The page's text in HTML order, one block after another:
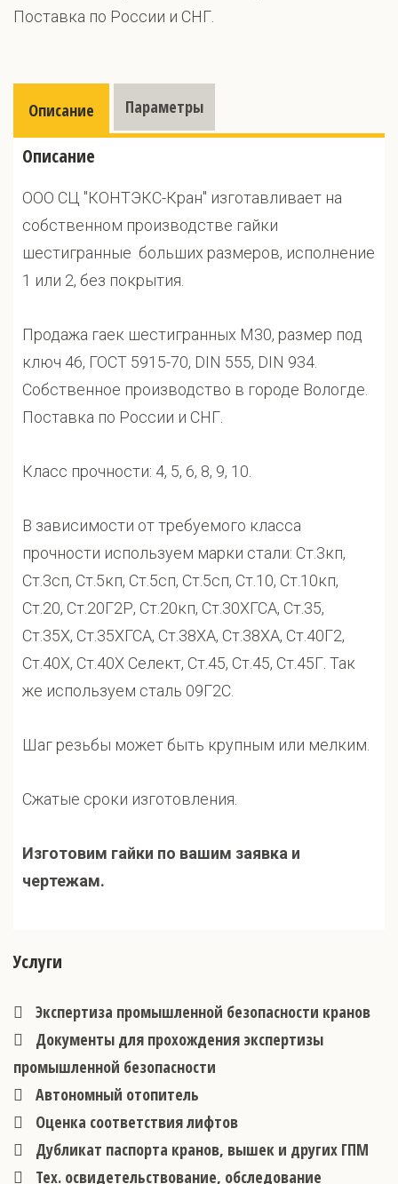
Поставка по России и СНГ.
Описание Параметры
Описание
ООО СЦ "КОНТЭКС-Кран" изготавливает на
собственном производстве гайки
шестигранные больших размеров, исполнение
1 или 2, без покрытия.
Продажа гаек шестигранных М30, размер под
ключ 46, ГОСТ 5915-70, DIN 555, DIN 934.
Собственное производство в городе Вологде.
Поставка по России и СНГ.
Класс прочности: 4, 5, 6, 8, 9, 10.
В зависимости от требуемого класса
прочности используем марки стали: Ст.3кп,
Ст.3сп, Ст.5кп, Ст.5сп, Ст.5сп, Ст.10, Ст.10кп,
Ст.20, Ст.20Г2Р, Ст.20кп, Ст.30ХГСА, Ст.35,
Ст.35Х, Ст.35ХГСА, Ст.38ХА, Ст.38ХА, Ст.40Г2,
Ст.40Х, Ст.40Х Селект, Ст.45, Ст.45, Ст.45Г. Так
же используем сталь 09Г2С.
Шаг резьбы может быть крупным или мелким.
Сжатые сроки изготовления.
Изготовим гайки по вашим заявка и
чертежам.
Услуги
Экспертиза промышленной безопасности кранов
Документы для прохождения экспертизы
промышленной безопасности
Автономный отопитель
Оценка соответствия лифтов
Дубликат паспорта кранов, вышек и других ГПМ
Тех. освидетельствование, обследование